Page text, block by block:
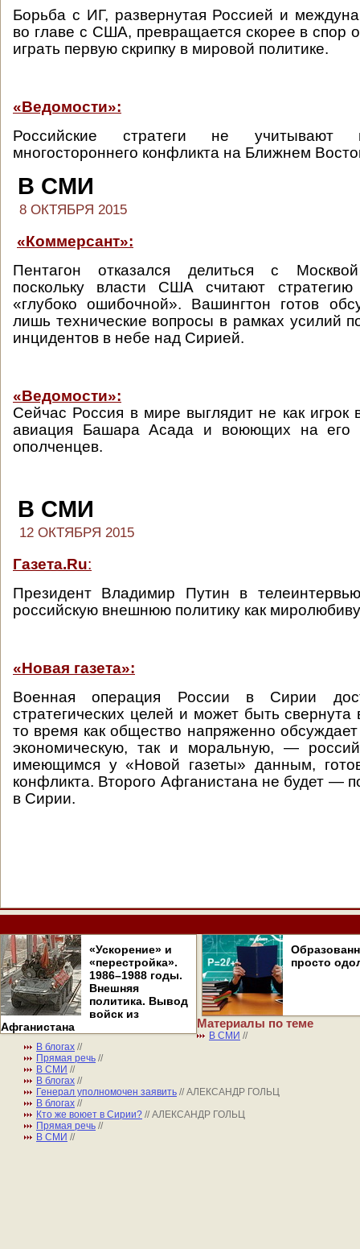
Борьба с ИГ, развернутая Россией и
во главе с США, превращается скорее в спор
играть первую скрипку в мировой политике.
«Ведомости»:
Российские стратеги не учитывают
многостороннего конфликта на Ближнем
В СМИ
8 ОКТЯБРЯ 2015
«Коммерсант»:
Пентагон отказался делиться с
поскольку власти США считают
«глубоко ошибочной». Вашингтон готов
лишь технические вопросы в рамках усилий
инцидентов в небе над Сирией.
«Ведомости»:
Сейчас Россия в мире выглядит не как игрок
авиация Башара Асада и воюющих на его
ополченцев.
В СМИ
12 ОКТЯБРЯ 2015
Газета.Ru:
Президент Владимир Путин в телеинтервью
российскую внешнюю политику как
«Новая газета»:
Военная операция России в Сирии
стратегических целей и может быть
то время как общество напряженно
экономическую, так и моральную, —
имеющимся у «Новой газеты» данным,
конфликта. Второго Афганистана не будет —
в Сирии.
«Ускорение» и
«перестройка».
1986–1988 годы.
Внешняя
политика. Вывод
войск из
Афганистана
просто
Материалы по теме
В СМИ //
В блогах //
Прямая речь //
В СМИ //
В блогах //
Генерал уполномочен заявить // АЛЕКСАНДР ГОЛЬЦ
В блогах //
Кто же воюет в Сирии? // АЛЕКСАНДР ГОЛЬЦ
Прямая речь //
В СМИ //